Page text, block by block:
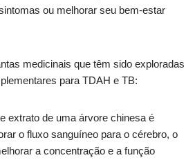
ou melhorar seu bem-estar
medicinais que têm sido exploradas
para TDAH e TB:
extrato de uma árvore chinesa é
o fluxo sanguíneo para o cérebro, o
a concentração e a função